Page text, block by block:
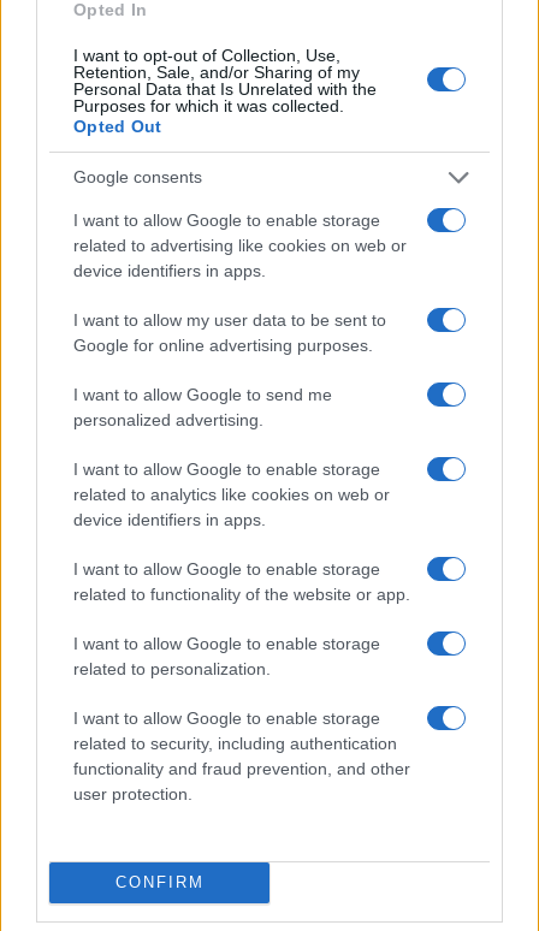
Opted In
I want to opt-out of Collection, Use,
Retention, Sale, and/or Sharing of my
Personal Data that Is Unrelated with the
Purposes for which it was collected.
Opted Out
Google consents
I want to allow Google to enable storage
related to advertising like cookies on web or
device identifiers in apps.
I want to allow my user data to be sent to
Google for online advertising purposes.
I want to allow Google to send me
personalized advertising.
I want to allow Google to enable storage
related to analytics like cookies on web or
device identifiers in apps.
I want to allow Google to enable storage
related to functionality of the website or app.
I want to allow Google to enable storage
related to personalization.
I want to allow Google to enable storage
related to security, including authentication
functionality and fraud prevention, and other
user protection.
CONFIRM
οι ενδοιασμοί καθηγητών, μαθητών, και διοίκησης πλέον
του σχολείου, καθώς και η αισθητική υποβάθμιση της
αρχικής αυλής, συν το γεγονός της δραματικής μείωσης
του χώρου αύλησης των μαθητών επιβάλλει την
αμέριστη συμπαράστασή μας στην προσπάθεια των
διαφόρων φορέων για την απομάκρυνση της κατασκευής
της μορφή, με σκοπό να εξυπηρετεί την αρχική της
αποστολή.
Το γεγονός της έλλειψης μέτρων προστασίας στο
εργοτάξιο που στήθηκε, της διατήρησης της ρύπανσης
που δημιουργήθηκε, μας δείχνει ότι από τον όλο
σχεδιασμό απουσίασε το ενδιαφέρον και η πρόνοια για
την εξυπηρέτηση και το όφελος των μαθητών. Αυτό σε
πολλά ερωτηματικά για την αναγκαιότητα του έργου, για
τους σκοπούς που εξυπηρετεί, ενώ καθιστά επείγουσα
την ανάγκη αποκατάστασης του χώρου στην αρχική
μορφή σχεδιασμού προς όφελος των μαθητών.
Οι ετεροχρονισμένες αβέβαιες υποσχέσεις της
Δημοτικής Αρχής για χρηστικές βελτιώσεις στο έργο
κινούνται στην κατεύθυνση της υιοθέτησης
αξιοποίησης του νέου αντιδραστικού θεσμικού πλαισίου
για την «οικονομική αυτονομία» των σχολικών μονάδων
με κάθε πρόσφορο μέσο, με εμφανή τα δυσάρεστα έως